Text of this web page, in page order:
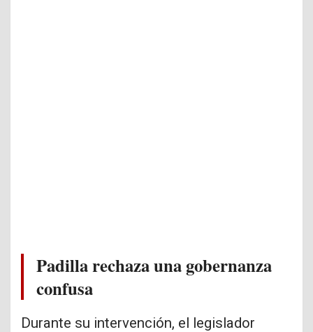
Padilla rechaza una gobernanza
confusa
Durante su intervención, el legislador